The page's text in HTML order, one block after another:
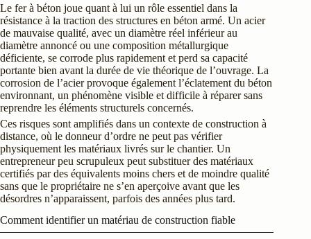
Le fer à béton joue quant à lui un rôle essentiel dans la
résistance à la traction des structures en béton armé. Un acier
de mauvaise qualité, avec un diamètre réel inférieur au
diamètre annoncé ou une composition métallurgique
déficiente, se corrode plus rapidement et perd sa capacité
portante bien avant la durée de vie théorique de l’ouvrage. La
corrosion de l’acier provoque également l’éclatement du béton
environnant, un phénomène visible et difficile à réparer sans
reprendre les éléments structurels concernés.
Ces risques sont amplifiés dans un contexte de construction à
distance, où le donneur d’ordre ne peut pas vérifier
physiquement les matériaux livrés sur le chantier. Un
entrepreneur peu scrupuleux peut substituer des matériaux
certifiés par des équivalents moins chers et de moindre qualité
sans que le propriétaire ne s’en aperçoive avant que les
désordres n’apparaissent, parfois des années plus tard.
Comment identifier un matériau de construction fiable